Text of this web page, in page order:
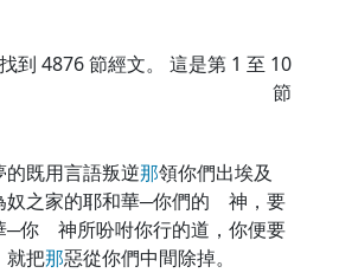
到 4876節經文。 這是第 1 至 10
節
的既用言語叛逆那領你們出埃及
奴之家的耶和華─你們的 神，要
─你 神所吩咐你行的道，你便要
就把那惡從你們中間除掉。